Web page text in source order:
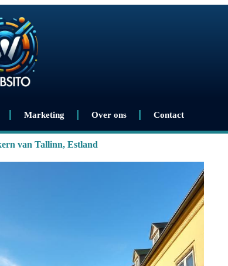
Marketing Over ons Contact
van Tallinn, Estland